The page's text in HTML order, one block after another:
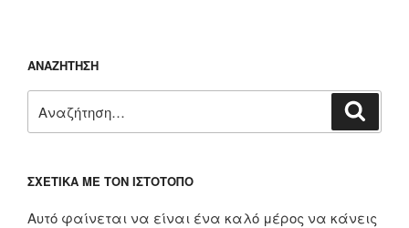
ΑΝΑΖΉΤΗΣΗ
για:
ΣΧΕΤΙΚΆ ΜΕ ΤΟΝ ΙΣΤΌΤΟΠΟ
Αυτό φαίνεται να είναι ένα καλό μέρος να κάνεις